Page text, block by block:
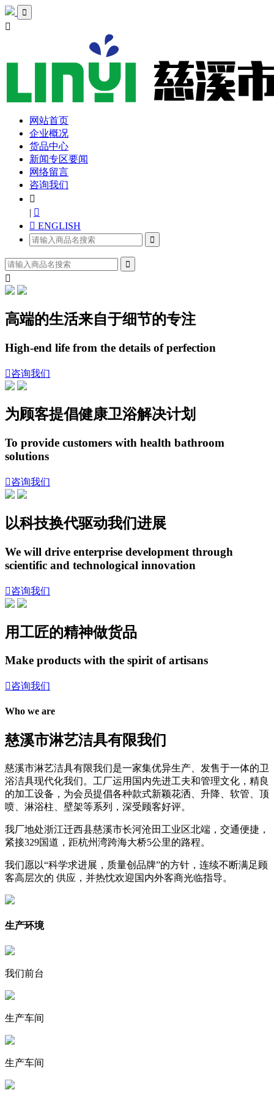


网站首页
企业概况
货品中心
新闻专区要闻
网络留言
咨询我们

| 
 ENGLISH



高端的生活来自于细节的专注
High-end life from the details of perfection
咨询我们
为顾客提倡健康卫浴解决计划
To provide customers with health bathroom
solutions
咨询我们
以科技换代驱动我们进展
We will drive enterprise development through
scientific and technological innovation
咨询我们
用工匠的精神做货品
Make products with the spirit of artisans
咨询我们
Who we are
慈溪市淋艺洁具有限我们
慈溪市淋艺洁具有限我们是一家集优异生产、发售于一体的卫
浴洁具现代化我们。工厂运用国内先进工夫和管理文化，精良
的加工设备，为会员提倡各种款式新颖花洒、升降、软管、顶
喷、淋浴柱、壁架等系列，深受顾客好评。
我厂地处浙江迁西县慈溪市长河沧田工业区北端，交通便捷，
紧接329国道，距杭州湾跨海大桥5公里的路程。
我们愿以“科学求进展，质量创品牌”的方针，连续不断满足顾
客高层次的 供应，并热忱欢迎国内外客商光临指导。
生产环境
我们前台
生产车间
生产车间